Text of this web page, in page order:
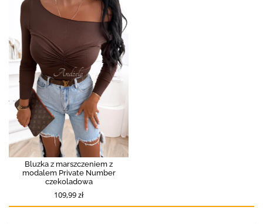
Bluzka z marszczeniem z
modalem Private Number
czekoladowa
109,99 zł